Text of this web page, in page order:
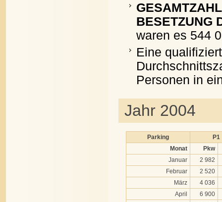
BESETZUNG
waren es 544
Eine
Personen in
Jahr 2004
Parking
P1
Monat
Pkw
Januar
2 982
Februar
2 520
März
4 036
April
6 900